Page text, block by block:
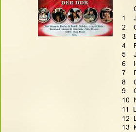
1
2
3
4
5
6
7
8
9
10
11
12
13